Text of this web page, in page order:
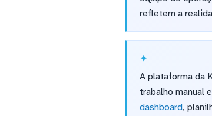
refletem a
A plataforma da
trabalho manual
dashboard,